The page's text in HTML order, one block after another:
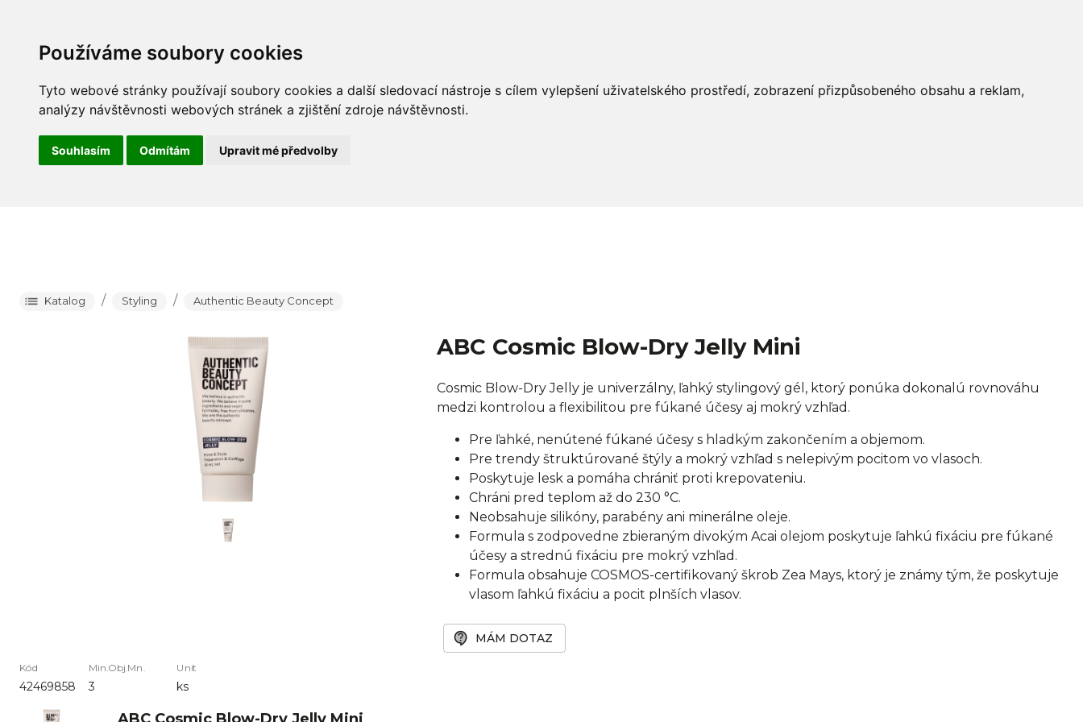
Používáme soubory cookies
Tyto webové stránky používají soubory cookies a další sledovací nástroje s cílem vylepšení uživatelského prostředí, zobrazení přizpůsobeného obsahu a reklam,
analýzy návštěvnosti webových stránek a zjištění zdroje návštěvnosti.
Souhlasím Odmítám Upravit mé předvolby
Katalog / Styling / Authentic Beauty Concept
Kód
42469858
Min.Obj.Mn.
3
Unit
ks
ABC Cosmic Blow-Dry Jelly Mini
Cosmic Blow-Dry Jelly je univerzálny, ľahký stylingový gél, ktorý ponúka dokonalú rovnováhu
medzi kontrolou a flexibilitou pre fúkané účesy aj mokrý vzhľad.
Pre ľahké, nenútené fúkané účesy s hladkým zakončením a objemom.
Pre trendy štruktúrované štýly a mokrý vzhľad s nelepivým pocitom vo vlasoch.
Poskytuje lesk a pomáha chrániť proti krepovateniu.
Chráni pred teplom až do 230 °C.
Neobsahuje silikóny, parabény ani minerálne oleje.
Formula s zodpovedne zbieraným divokým Acai olejom poskytuje ľahkú fixáciu pre fúkané
účesy a strednú fixáciu pre mokrý vzhľad.
Formula obsahuje COSMOS-certifikovaný škrob Zea Mays, ktorý je známy tým, že poskytuje
vlasom ľahkú fixáciu a pocit plnších vlasov.
MÁM DOTAZ